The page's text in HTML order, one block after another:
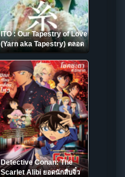
ITO : Our Tapestry of Love
(Yarn aka Tapestry) ตลอด
มา ตลอดไป คือเธอ (2020)
Detective Conan: The
Scarlet Alibi ยอดนักสืบจิ๋ว